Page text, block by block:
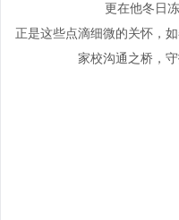
更在他冬日
正是这些点滴细微的关怀，
家校沟通之桥，